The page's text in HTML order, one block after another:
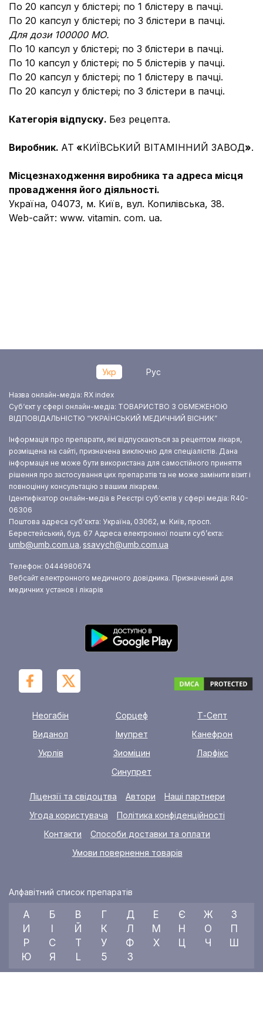
По 20 капсул у блістері; по 1 блістеру в пачці.
По 20 капсул у блістері; по 3 блістери в пачці.
Для дози 100000 МО.
По 10 капсул у блістері; по 3 блістери в пачці.
По 10 капсул у блістері; по 5 блістерів у пачці.
По 20 капсул у блістері; по 1 блістеру в пачці.
По 20 капсул у блістері; по 3 блістери в пачці.
Категорія відпуску. Без рецепта.
Виробник. АТ «КИЇВСЬКИЙ ВІТАМІННИЙ ЗАВОД».
Місцезнаходження виробника та адреса місця
провадження його діяльності.
Україна, 04073, м. Київ, вул. Копилівська, 38.
Web-сайт: www. vitamin. com. ua.
Укр Рус
Назва онлайн-медіа: RX index
Суб‘єкт у сфері онлайн-медіа: ТОВАРИСТВО З ОБМЕЖЕНОЮ
ВІДПОВІДАЛЬНІСТЮ “УКРАЇНСЬКИЙ МЕДИЧНИЙ ВІСНИК”
Інформація про препарати, які відпускаються за рецептом лікаря,
розміщена на сайті, призначена виключно для спеціалістів. Дана
інформація не може бути використана для самостійного приняття
рішення про застосування цих препаратів та не може замінити візит і
повноцінну консультацію з вашим лікарем.
Ідентифікатор онлайн-медіа в Реєстрі суб‘єктів у сфері медіа: R40-
06306
Поштова адреса суб‘єкта: Україна, 03062, м. Київ, просп.
Берестейський, буд. 67 Адреса електронної пошти суб’єкта:
umb@umb.com.ua, ssavych@umb.com.ua
Телефон: 0444980674
Вебсайт електронного медичного довідника. Призначений для
медичних установ і лікарів
Неогабін Сорцеф
Т-Септ
Виданол
Імупрет
Канефрон
Укрлів
Зиоміцин
Ларфікс
Синупрет
Ліцензії та свідоцтва Автори
Наші партнери
Угода користувача
Політика конфіденційності
Контакти
Способи доставки та оплати
Умови повернення товарів
Алфавітний список препаратів
А Б В Г Д Е Є Ж
З
И
Й К Л М Н О
П
Р
С Т У Ф Х Ц Ч
Ш
Ю
Я L 5 3